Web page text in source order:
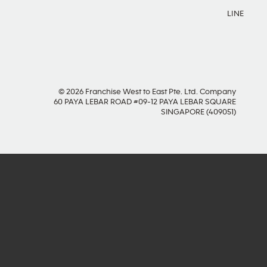
LINE
© 2026 Franchise West to East Pte. Ltd. Company
60 PAYA LEBAR ROAD #09-12 PAYA LEBAR SQUARE
SINGAPORE (409051)